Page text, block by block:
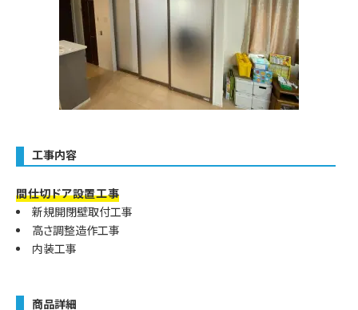
工事内容
間仕切ドア設置工事
新規開閉壁取付工事
高さ調整造作工事
内装工事
商品詳細